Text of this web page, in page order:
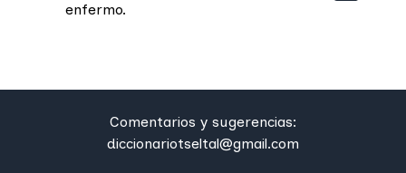
enfermo.
Comentarios y sugerencias:
diccionariotseltal@gmail.com